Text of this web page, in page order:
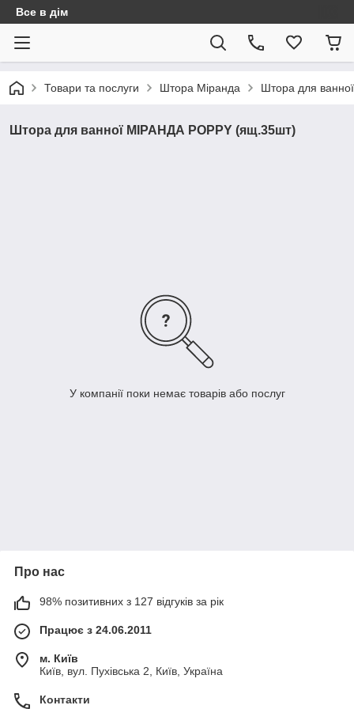
Все в дім
Товари та послуги Штора Міранда Штора для
Штора для ванної МІРАНДА POPPY (ящ.35шт)
У компанії поки немає товарів або послуг
Про нас
98% позитивних з 127 відгуків за рік
Працює з 24.06.2011
м. Київ
Київ, вул. Пухівська 2, Київ, Україна
Контакти